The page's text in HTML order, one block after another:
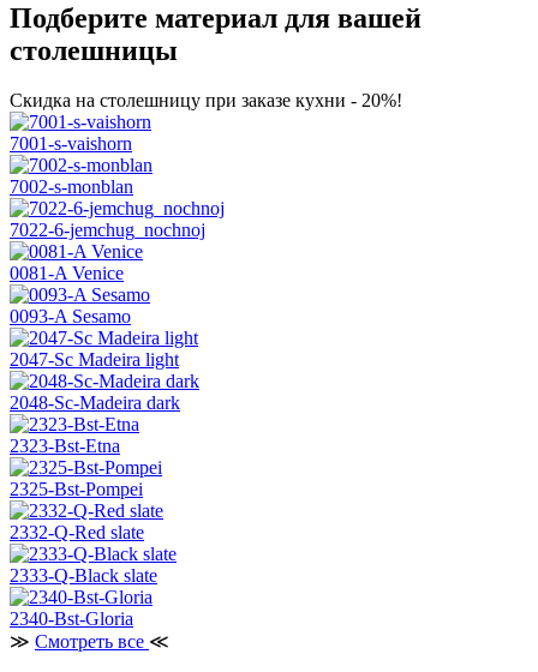
Подберите материал для вашей
столешницы
Скидка на столешницу при заказе кухни - 20%!
7001-s-vaishorn
7002-s-monblan
7022-6-jemchug_nochnoj
0081-A Venice
0093-A Sesamo
2047-Sc Madeira light
2048-Sc-Madeira dark
2323-Bst-Etna
2325-Bst-Pompei
2332-Q-Red slate
2333-Q-Black slate
2340-Bst-Gloria
≫ Смотреть все ≪